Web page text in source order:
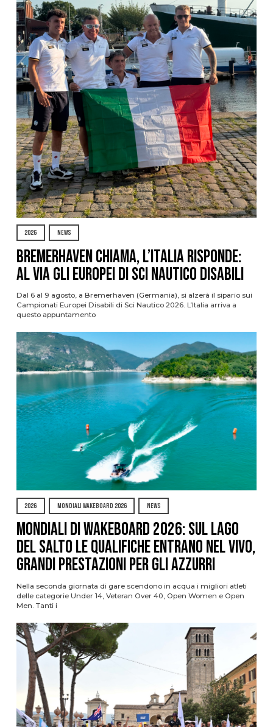
2026 NEWS
Bremerhaven chiama, l’Italia risponde:
al via gli Europei di Sci Nautico Disabili
Dal 6 al 9 agosto, a Bremerhaven (Germania), si alzerà il sipario sui
Campionati Europei Disabili di Sci Nautico 2026. L’Italia arriva a
questo appuntamento
2026 MONDIALI WAKEBOARD 2026 NEWS
Mondiali di Wakeboard 2026: sul Lago
del Salto le qualifiche entrano nel vivo,
grandi prestazioni per gli azzurri
Nella seconda giornata di gare scendono in acqua i migliori atleti
delle categorie Under 14, Veteran Over 40, Open Women e Open
Men. Tanti i